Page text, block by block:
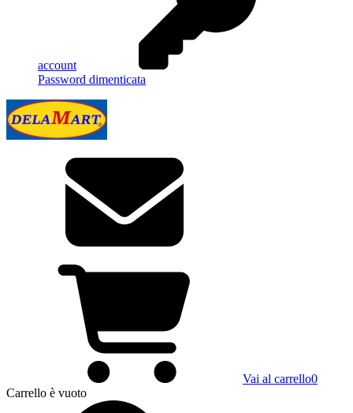
account
Password dimenticata
Vai al carrello0
Carrello è vuoto